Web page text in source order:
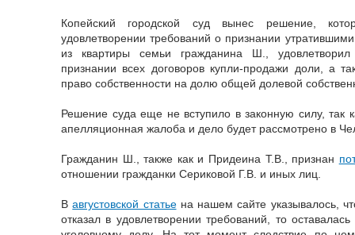
Копейский городской суд вынес решение,
удовлетворении требований о признании
из квартиры семьи гражданина Ш.,
признании всех договоров купли-продажи доли, а
право собственности на долю общей долевой
Решение суда еще не вступило в законную силу, так
апелляционная жалоба и дело будет рассмотрено в
Гражданин Ш., также как и Придеина Т.В., признан
отношении гражданки Сериковой Г.В. и иных лиц.
Вавгустовской статьена нашем сайте указывалось,
отказал в удовлетворении требований, то